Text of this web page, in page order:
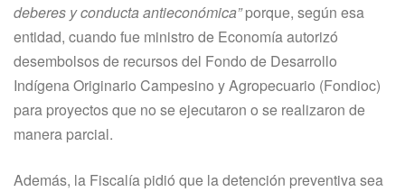
deberes y conducta antieconómica”porque, según esa
entidad, cuando fue ministro de Economía autorizó
desembolsos de recursos del Fondo de Desarrollo
Indígena Originario Campesino y Agropecuario (Fondioc)
para proyectos que no se ejecutaron o se realizaron de
manera parcial.
Además, la Fiscalía pidió que la detención preventiva sea